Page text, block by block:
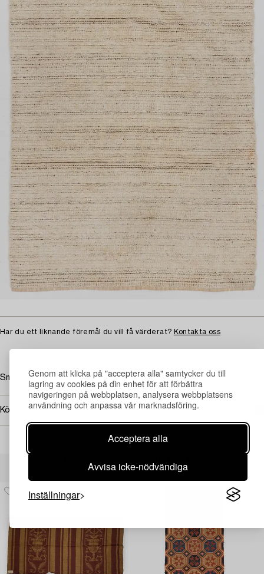
Genom att klicka på "acceptera alla" samtycker du till
lagring av cookies på din enhet för att förbättra
navigeringen på webbplatsen, analysera webbplatsens
användning och anpassa vår marknadsföring.
Acceptera alla
Avvisa icke-nödvändiga
Inställningar
Har du ett liknande föremål du vill få värderat? Kontakta oss
Smärre slitage. Fläckar.
Köpinformation
Andra har även tittat på